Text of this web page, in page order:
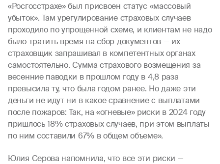
«Росгосстрахе» был присвоен статус «массовый
убыток». Там урегулирование страховых случаев
проходило по упрощенной схеме, и клиентам не надо
было тратить время на сбор документов — их
страховщик запрашивал в компетентных органах
самостоятельно. Сумма страхового возмещения за
весенние паводки в прошлом году в 4,8 раза
превысила ту, что была годом ранее. Но даже эти
деньги не идут ни в какое сравнение с выплатами
после пожаров: Так, на «огневые» риски в 2024 году
пришлось 18% страховых случаев, при этом выплаты
по ним составили 67% в общем объеме».
Юлия Серова напомнила, что все эти риски —